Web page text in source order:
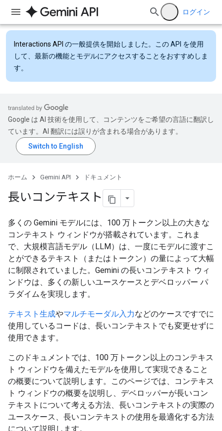
ログイン
Interactions API の一般提供を開始しました。この API を使用
して、最新の機能とモデルにアクセスすることをおすすめしま
す。
Google は AI 技術を使用して、コンテンツをご希望の言語に翻訳し
ています。AI 翻訳には誤りが含まれる場合があります。
ホーム Gemini API ドキュメント
長いコンテキスト
多くの Gemini モデルには、100 万トークン以上の大きな
コンテキスト ウィンドウが搭載されています。これま
で、大規模言語モデル（LLM）は、一度にモデルに渡すこ
とができるテキスト（またはトークン）の量によって大幅
に制限されていました。Gemini の長いコンテキスト ウィ
ンドウは、多くの新しいユースケースとデベロッパー パ
ラダイムを実現します。
テキスト生成やマルチモーダル入力などのケースですでに
使用しているコードは、長いコンテキストでも変更せずに
使用できます。
このドキュメントでは、100 万トークン以上のコンテキス
ト ウィンドウを備えたモデルを使用して実現できること
の概要について説明します。このページでは、コンテキス
ト ウィンドウの概要を説明し、デベロッパーが長いコン
テキストについて考える方法、長いコンテキストの実際の
ユースケース、長いコンテキストの使用を最適化する方法
について説明します。